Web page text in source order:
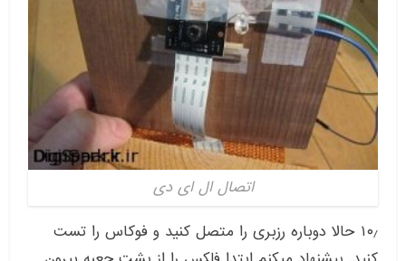
اتصال ال ای دی
۱۰٫ حالا دوباره رزبری را متصل کنید و فوکاس را تست